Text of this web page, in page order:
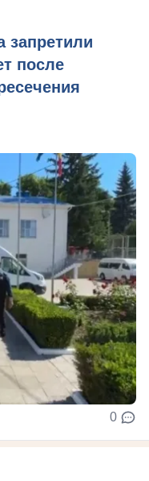
запретили
после
0